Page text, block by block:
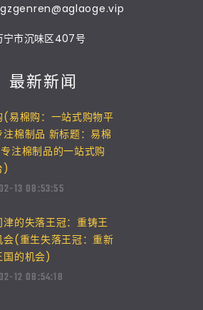
宁市沉味区407号
最新新闻
(易棉购：一站式购物平
注棉制品 新标题：易棉
注棉制品的一站式购
)
13 08:53:55
津的失落王冠：重铸王
会(重生失落王冠：重新
国的机会)
12 08:54:18